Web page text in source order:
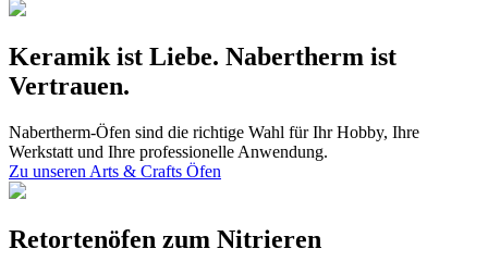
Keramik ist Liebe. Nabertherm ist
Vertrauen.
Nabertherm-Öfen sind die richtige Wahl für Ihr Hobby, Ihre
Werkstatt und Ihre professionelle Anwendung.
Zu unseren Arts & Crafts Öfen
Retortenöfen zum Nitrieren